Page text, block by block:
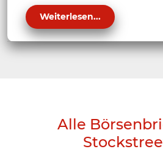
Weiterlesen...
Alle